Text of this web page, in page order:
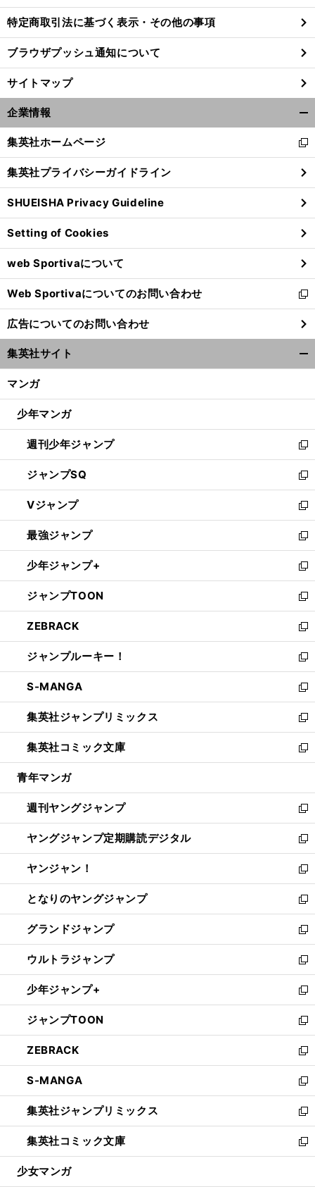
特定商取引法に基づく表示・その他の事項
ブラウザプッシュ通知について
サイトマップ
企業情報
閉
る
集英社ホームページ
新
し
い
ウ
ィ
ン
ド
ウ
で
開
く
集英社プライバシーガイドライン
SHUEISHA Privacy Guideline
Setting of Cookies
web Sportivaについて
Web Sportivaについてのお問い合わせ
新
し
い
ウ
ィ
ン
ウ
開
く
広告についてのお問い合わせ
集英社サイト
マンガ
少年マンガ
週刊少年ジャンプ
新
し
い
ウ
ィ
ン
ド
ウ
で
開
く
ジャンプSQ
新
し
い
ウ
ィ
ン
ド
ウ
で
開
く
Vジャンプ
新
し
い
ウ
ィ
ン
ド
ウ
で
開
く
最強ジャンプ
新
し
い
ウ
ィ
ン
ド
ウ
で
開
く
少年ジャンプ+
新
し
い
ウ
ィ
ン
ド
ウ
で
開
く
ジャンプTOON
新
し
い
ウ
ィ
ン
ド
ウ
で
開
く
ZEBRACK
新
し
い
ウ
ィ
ン
ド
ウ
で
開
ジャンプルーキー！
新
し
い
ウ
ィ
ン
ド
ウ
開
く
S-MANGA
新
し
い
ウ
ィ
ン
ウ
で
開
く
集英社ジャンプリミックス
新
し
い
ウ
ン
ド
ウ
で
開
く
集英社コミック文庫
新
し
ウ
ィ
ン
ド
ウ
で
開
く
青年マンガ
週刊ヤングジャンプ
新
し
い
ウ
ィ
ン
ド
ウ
で
開
く
ヤングジャンプ定期購読デジタル
新
し
い
ウ
ィ
ン
ド
ウ
で
開
く
ヤンジャン！
新
し
い
ウ
ィ
ン
ド
ウ
で
開
く
となりのヤングジャンプ
新
し
い
ウ
ィ
ン
ド
ウ
で
開
く
グランドジャンプ
新
し
い
ウ
ィ
ン
ド
ウ
で
開
く
ウルトラジャンプ
新
し
い
ウ
ィ
ン
ド
ウ
で
開
く
少年ジャンプ+
新
し
い
ウ
ィ
ン
ド
ウ
で
開
く
ジャンプTOON
新
し
い
ウ
ィ
ン
ド
ウ
で
開
ZEBRACK
新
し
い
ウ
ィ
ン
ド
ウ
S-MANGA
新
し
い
ウ
ィ
ン
集英社ジャンプリミックス
新
し
い
ウ
集英社コミック文庫
新
し
少女マンガ